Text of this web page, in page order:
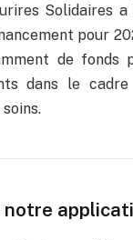
Solidaires
pour
de fonds
dans le
notre